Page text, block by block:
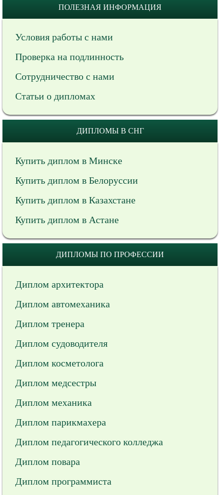
ПОЛЕЗНАЯ ИНФОРМАЦИЯ
Условия работы с нами
Проверка на подлинность
Сотрудничество с нами
Статьи о дипломах
ДИПЛОМЫ В СНГ
Купить диплом в Минске
Купить диплом в Белоруссии
Купить диплом в Казахстане
Купить диплом в Астане
ДИПЛОМЫ ПО ПРОФЕССИИ
Диплом архитектора
Диплом автомеханика
Диплом тренера
Диплом судоводителя
Диплом косметолога
Диплом медсестры
Диплом механика
Диплом парикмахера
Диплом педагогического колледжа
Диплом повара
Диплом программиста